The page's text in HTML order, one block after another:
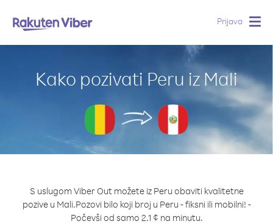
Prijava
Kako pozivati Peru iz Mali
S uslugom Viber Out možete iz Peru obaviti kvalitetne
pozive u Mali.Pozovi bilo koji broj u Peru - fiksni ili mobilni! -
Počevši od samo 2.1 ¢ na minutu.